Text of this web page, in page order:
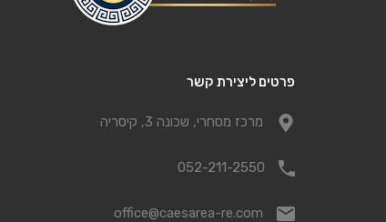
פרטים ליצירת קשר
מרכז מסחרי, שכונה 3, קיסריה
052-211-2550
office@caesarea-re.com